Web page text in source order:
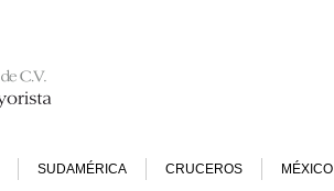
SUDAMÉRICA CRUCEROS MÉXICO